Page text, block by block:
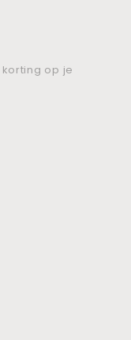
korting op je